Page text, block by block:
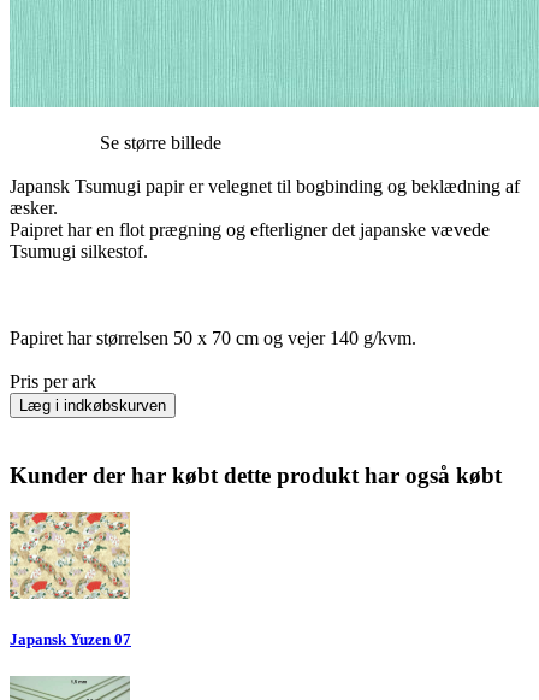
Se større billede
Japansk Tsumugi papir er velegnet til bogbinding og beklædning af
æsker.
Paipret har en flot prægning og efterligner det japanske vævede
Tsumugi silkestof.
Papiret har størrelsen 50 x 70 cm og vejer 140 g/kvm.
Pris per ark
Læg i indkøbskurven
Kunder der har købt dette produkt har også købt
Japansk Yuzen 07